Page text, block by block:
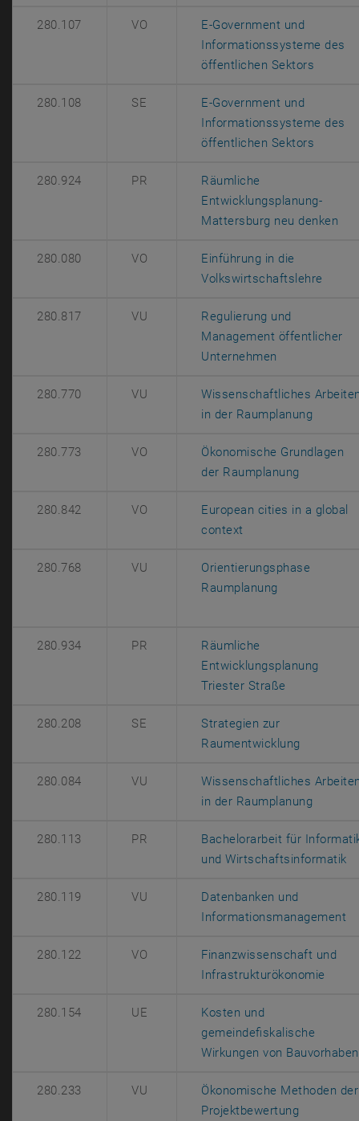
280.107 VO
E-Government und
Informationssysteme des
öffentlichen Sektors
280.108 SE
E-Government und
Informationssysteme des
öffentlichen Sektors
280.924 PR
Räumliche
Entwicklungsplanung-
Mattersburg neu denken
280.080 VO
Einführung in die
Volkswirtschaftslehre
280.817 VU
Regulierung und
Management öffentlicher
Unternehmen
280.770 VU
Wissenschaftliches
in der Raumplanung
280.773 VO
Ökonomische Grundlagen
der Raumplanung
280.842 VO
European cities in a global
context
280.768 VU
Orientierungsphase
Raumplanung
280.934 PR
Räumliche
Entwicklungsplanung
Triester Straße
280.208 SE
Strategien zur
Raumentwicklung
280.084 VU
Wissenschaftliches
in der Raumplanung
280.113 PR
Bachelorarbeit für
und Wirtschaftsinformatik,
280.119 VU
Datenbanken und
Informationsmanagement
280.122 VO
Finanzwissenschaft und
Infrastrukturökonomie
280.154 UE
Kosten und
gemeindefiskalische
Wirkungen von Bauvorhaben
280.233 VU
Ökonomische Methoden der
Projektbewertung